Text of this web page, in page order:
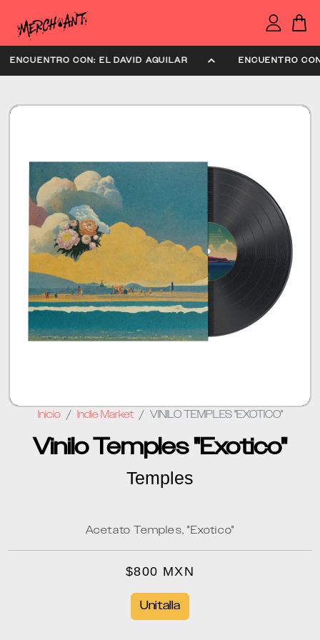
ENCUENTRO CON: EL DAVID AGUILAR ENCUENTRO
Inicio Indie Market VINILO TEMPLES "EXOTICO"
Vinilo Temples "Exotico"
Temples
Acetato Temples, "Exotico"
$800 MXN
Unitalla